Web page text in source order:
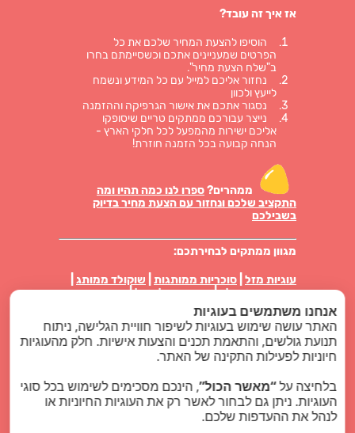
אז איך זה עובד?
הוסיפו להצעת המחיר שלכם את כל
הפרטים שמעניינים אתכם וכשסיימתם בחרו
ב"שלח הצעת מחיר".
נחזור אליכם למייל עם כל המידע ונשמח
לייעץ ולכוון
נסגור אתכם את אישור הגרפיקה וההזמנה
נייצר עבורכם ממתקים טריים שיסופקו
אליכם ישירות מהמפעל לכל חלקי הארץ -
הנחה קבועה בכל הזמנה חוזרת!
ממהרים?ספרו לנו כמה תהיו ומה
התקציב שלכם ונחזור עם הצעת מחיר בדיוק
בשבילכם
מגוון ממתקים לבחירתכם:
עוגיות מזל סוכריות ממותגות שוקולד ממותג
מטבעות שוקולד|סוכריות על מקל|סוכריות
טיקטק ממותגות|פרלינים באריזה אישית
ביסקוויט באריזה|מארזי ממתקים נשיקות מרנג
סוויט לוגו בלוג
כל הזכויות שמורות - סוויט לוגו ממתקים ממותגים
2024 |
קידום אתרים
אנחנו משתמשים בעוגיות
האתר עושה שימוש בעוגיות לשיפור חוויית הגלישה, ניתוח
תנועת גולשים, והתאמת תכנים והצעות אישיות. חלק מהעוגיות
חיוניות לפעילות התקינה של האתר.
בלחיצה על“מאשר הכול”, הינכם מסכימים לשימוש בכל סוגי
העוגיות. ניתן גם לבחור לאשר רק את העוגיות החיוניות או
לנהל את ההעדפות שלכם.